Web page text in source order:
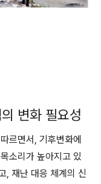
변화 필요성
르면서, 기후변화에
소리가 높아지고 있
, 재난 대응 체계의 신